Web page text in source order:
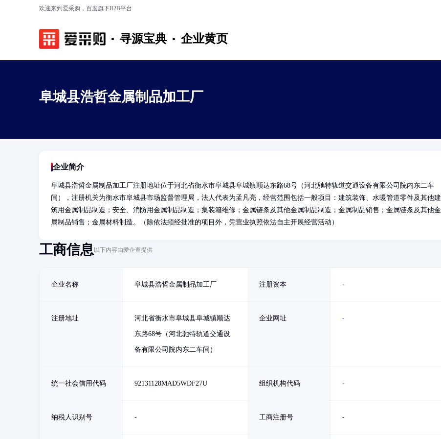
欢迎来到爱采购，百度旗下B2B平台
寻源宝典 企业黄页
阜城县浩哲金属制品加工厂
企业简介
阜城县浩哲金属制品加工厂注册地址位于河北省衡水市阜城县阜城镇顺达东路68号（河北驰特轨道交通设备有限公司院内东二车
间），注册机关为衡水市阜城县市场监督管理局，法人代表为孟凡亮，经营范围包括一般项目：建筑装饰、水暖管道零件及其他建
筑用金属制品制造；安全、消防用金属制品制造；集装箱维修；金属链条及其他金属制品制造；金属制品销售；金属链条及其他金
属制品销售；金属材料制造。（除依法须经批准的项目外，凭营业执照依法自主开展经营活动）
工商信息以下内容由爱企查提供
企业名称 阜城县浩哲金属制品加工厂 注册资本 -
注册地址 河北省衡水市阜城县阜城镇顺达
东路68号（河北驰特轨道交通设
备有限公司院内东二车间）
企业网址 -
统一社会信用代码 92131128MAD5WDF27U 组织机构代码 -
纳税人识别号 - 工商注册号 -